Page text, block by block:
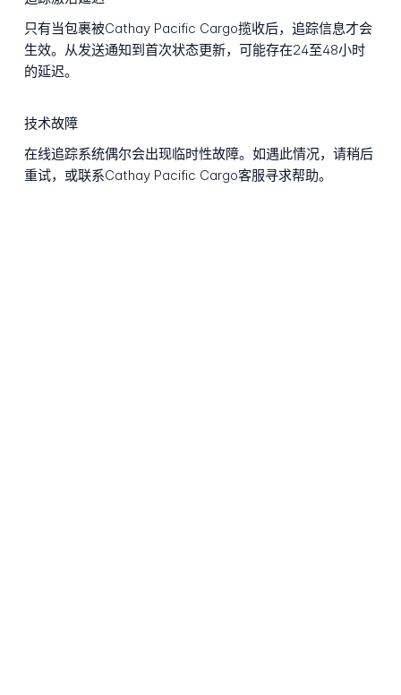
只有当包裹被Cathay Pacific Cargo揽收后，追踪信息才会
生效。从发送通知到首次状态更新，可能存在24至48小时
的延迟。
技术故障
在线追踪系统偶尔会出现临时性故障。如遇此情况，请稍后
重试，或联系Cathay Pacific Cargo客服寻求帮助。